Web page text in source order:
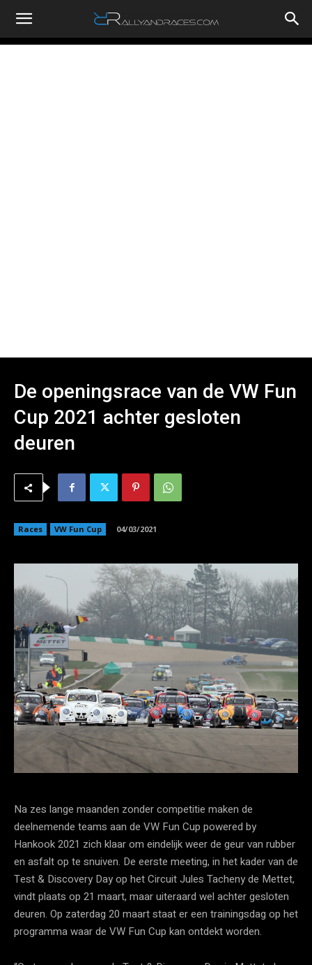
RallyandRaces.com
De openingsrace van de VW Fun
Cup 2021 achter gesloten
deuren
Races VW Fun Cup 04/03/2021
Na zes lange maanden zonder competitie maken de
deelnemende teams aan de VW Fun Cup powered by
Hankook 2021 zich klaar om eindelijk weer de geur van rubber
en asfalt op te snuiven. De eerste meeting, in het kader van de
Test & Discovery Day op het Circuit Jules Tacheny de Mettet,
vindt plaats op 21 maart, maar uiteraard wel achter gesloten
deuren. Op zaterdag 20 maart staat er een trainingsdag op het
programma waar de VW Fun Cup kan ontdekt worden.